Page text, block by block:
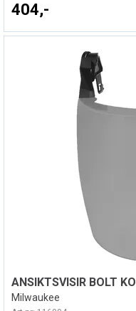
404,-
ANSIKTSVISIR BOLT
Milwaukee